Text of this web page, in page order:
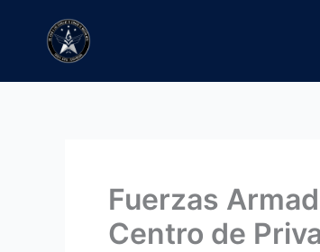
contenido
Fuerzas
Centro de